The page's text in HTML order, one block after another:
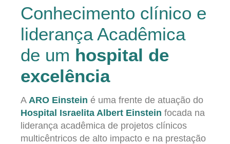
Conhecimento clínico e
liderança Acadêmica
de um hospital de
excelência
A ARO Einstein é uma frente de atuação do
Hospital Israelita Albert Einstein focada na
liderança acadêmica de projetos clínicos
multicêntricos de alto impacto e na prestação